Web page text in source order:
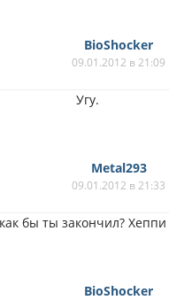
BioShocker
09.01.2012 в 21:09
Угу.
Metal293
09.01.2012 в 21:33
бы ты закончил?
BioShocker